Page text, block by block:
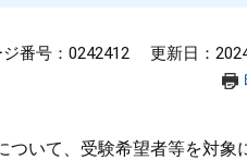
番号：0242412
更新日：
いて、受験希望者等を対象